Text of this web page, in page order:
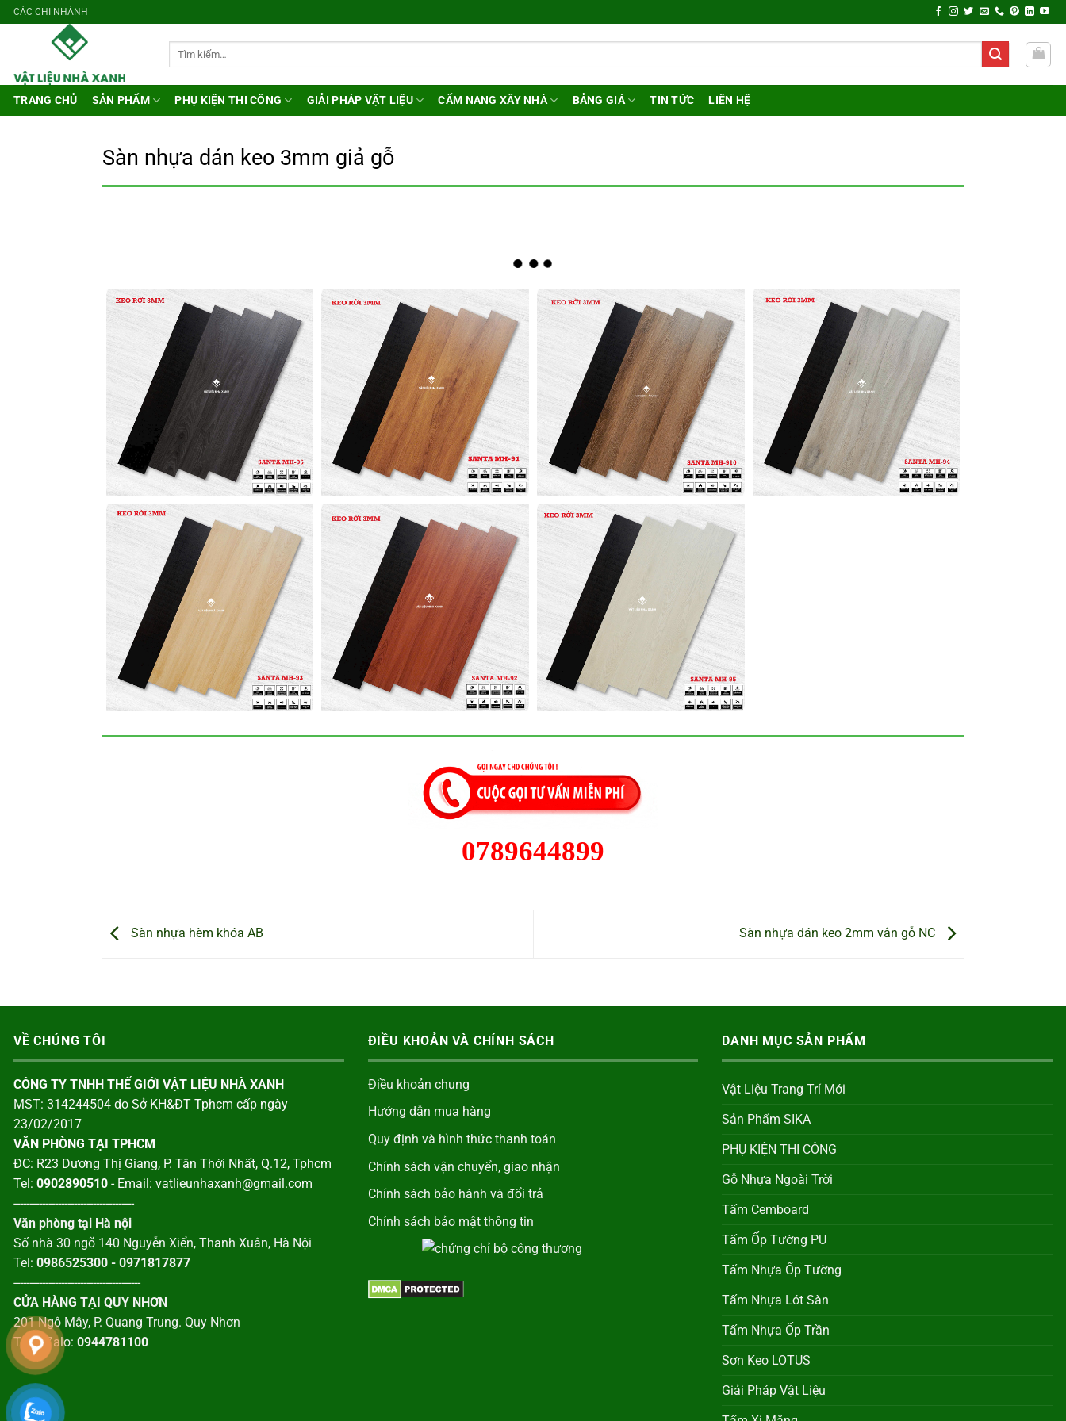
Bỏ
qua
dung
CÁC CHI NHÁNH
TRANG CHỦ SẢN PHẨM PHỤ KIỆN THI CÔNG GIẢI PHÁP VẬT LIỆU CẨM NANG XÂY NHÀ BẢNG GIÁ TIN TỨC LIÊN HỆ
Sàn nhựa dán keo 3mm giả gỗ
0789644899
Sàn nhựa hèm khóa AB Sàn nhựa dán keo 2mm vân gỗ NC
VỀ CHÚNG TÔI
CÔNG TY TNHH THẾ GIỚI VẬT LIỆU NHÀ XANH
MST: 314244504 do Sở KH&ĐT Tphcm cấp ngày
23/02/2017
VĂN PHÒNG TẠI TPHCM
ĐC: R23 Dương Thị Giang, P. Tân Thới Nhất, Q.12, Tphcm
Tel: 0902890510 - Email: vatlieunhaxanh@gmail.com
--------------------------------------
Văn phòng tại Hà nội
Số nhà 30 ngõ 140 Nguyễn Xiển, Thanh Xuân, Hà Nội
Tel: 0986525300 - 0971817877
----------------------------------------
CỬA HÀNG TẠI QUY NHƠN
201 Ngô Mây, P. Quang Trung. Quy Nhơn
Tel – Zalo: 0944781100
ĐIỀU KHOẢN VÀ CHÍNH SÁCH
Điều khoản chung
Hướng dẫn mua hàng
Quy định và hình thức thanh toán
Chính sách vận chuyển, giao nhận
Chính sách bảo hành và đổi trả
Chính sách bảo mật thông tin
DANH MỤC SẢN PHẨM
Vật Liệu Trang Trí Mới
Sản Phẩm SIKA
PHỤ KIỆN THI CÔNG
Gỗ Nhựa Ngoài Trời
Tấm Cemboard
Tấm Ốp Tường PU
Tấm Nhựa Ốp Tường
Tấm Nhựa Lót Sàn
Tấm Nhựa Ốp Trần
Sơn Keo LOTUS
Giải Pháp Vật Liệu